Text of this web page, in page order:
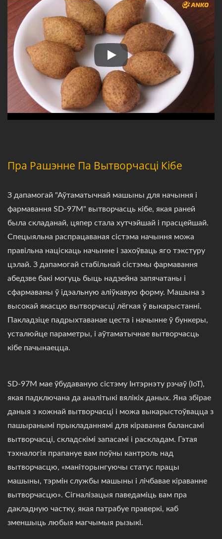
Машына для кіббеха
Пра Рашэнне Па Вытворчасці Кібе
З дапамогай "Аўтаматычнай машыны для начыння і
фармавання SD-97M" вытворчасць кібе, якая раней
была складанай, цяпер стала хутчэйшай і прасцейшай.
Спецыяльна распрацаваная сістэма начыння можа
правільна націскаць начынне і захоўваць яго тэкстуру
цэлай. З дапамогай стабільнай сістэмы фармавання
абедзве бакі могуць быць надзейна запячатаны і
сфармаваны ў ідэальную аліўкавую форму. Машына з
высокай якасцю вытворчасці лёгкая ў выкарыстанні.
Пакладзіце падрыхтаванае цеста і начынне ў бункеры,
усталюйце параметры, і аўтаматычнае вытворчасць
кібе пачынаецца.
SD-97M мае ўбудаваную сістэму Інтэрнэту рэчаў (IoT),
якая падключана да аналітыкі вялікіх даных. Яна збірае
даныя з кожнай вытворчасці і можа выкарыстоўвацца з
пашыранымі прыкладаннямі для кіравання балансамі
вытворчасці, складскімі запасамі і раскладам. Гэтая
тэхналогія прапануе вам поўны кантроль над
вытворчасцю, «маніторынгуючы статус працы
машыны, тэрмін службы машыны і лічбавае кіраванне
вытворчасцю». Сігналізацыя паведаміць вам пра
дакладную частку, якая патрабуе праверкі, каб
зменшыць любыя магчымыя рызыкі.